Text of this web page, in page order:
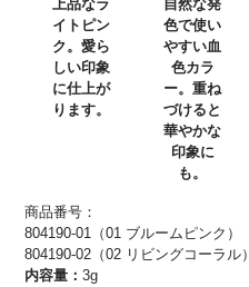
上品なラ
イトピン
ク。愛ら
しい印象
に仕上が
ります。
自然な発
色で使い
やすい血
色カラ
ー。重ね
づけると
華やかな
印象に
も。
商品番号：
804190-01（01 ブルームピンク）
804190-02（02 リビングコーラル）
内容量：3g